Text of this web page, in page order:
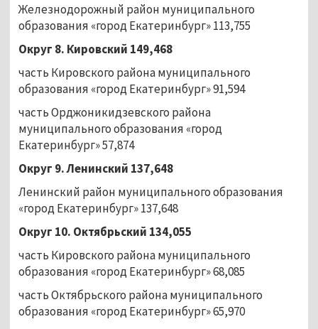
Железнодорожный район муниципального
образования «город Екатеринбург» 113,755
Округ 8. Кировский 149,468
часть Кировского района муниципального
образования «город Екатеринбург» 91,594
часть Орджоникидзевского района
муниципального образования «город
Екатеринбург» 57,874
Округ 9. Ленинский 137,648
Ленинский район муниципального образования
«город Екатеринбург» 137,648
Округ 10. Октябрьский 134,055
часть Кировского района муниципального
образования «город Екатеринбург» 68,085
часть Октябрьского района муниципального
образования «город Екатеринбург» 65,970